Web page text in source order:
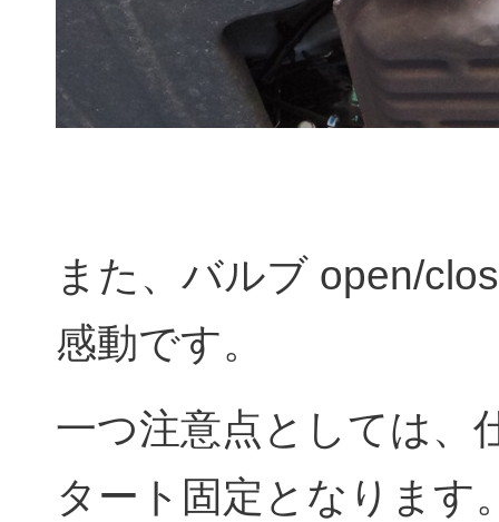
また、バルブ open/
感動です。
一つ注意点としては、
タート固定となります